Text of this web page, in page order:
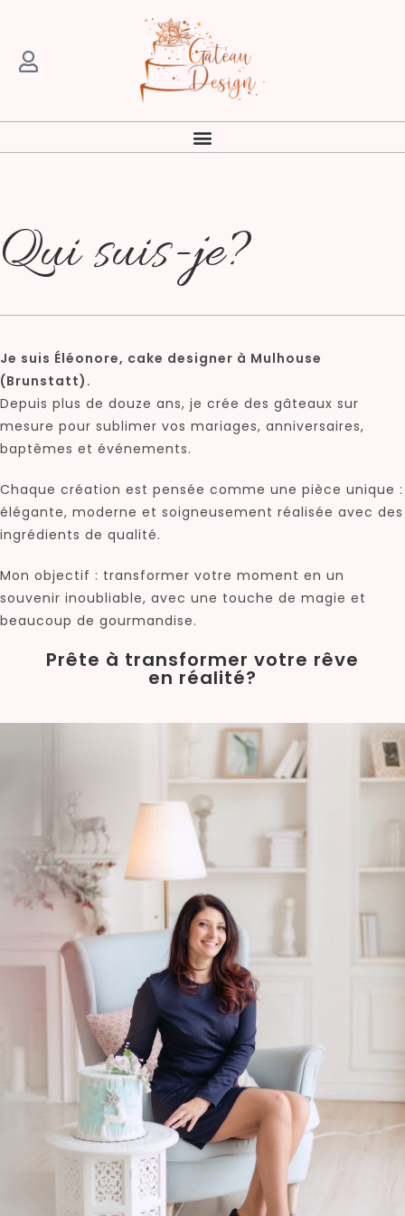
Qui suis-je?
Je suis Éléonore, cake designer à Mulhouse
(Brunstatt).
Depuis plus de douze ans, je crée des gâteaux sur
mesure pour sublimer vos mariages, anniversaires,
baptêmes et événements.
Chaque création est pensée comme une pièce unique :
élégante, moderne et soigneusement réalisée avec des
ingrédients de qualité.
Mon objectif : transformer votre moment en un
souvenir inoubliable, avec une touche de magie et
beaucoup de gourmandise.
Prête à transformer votre rêve
en réalité?